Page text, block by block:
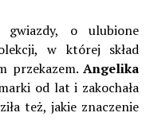
gwiazdy, o ulubione
w której skład
przekazem.Angelika
od lat i zakochała
też, jakie znaczenie